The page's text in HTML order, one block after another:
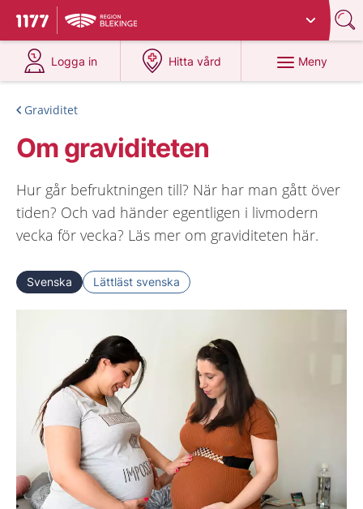
Till startsidan för 1177
Du har valt region
Logga in
på 1177.se
Hitta vård
på 1177.se
Meny
Graviditet
Om graviditeten
Hur går befruktningen till? När har man gått över
tiden? Och vad händer egentligen i livmodern
vecka för vecka? Läs mer om graviditeten här.
Svenska Lättläst svenska